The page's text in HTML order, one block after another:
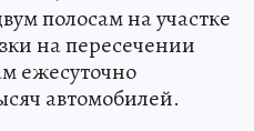
полосам на участке
на пересечении
ежесуточно
автомобилей.